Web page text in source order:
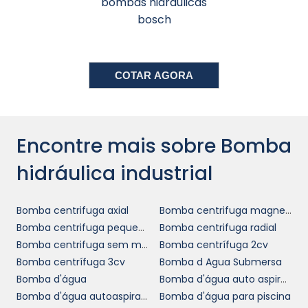
ajudam no manejo de líquidos e na
movimentação de polpas. Cada um desses
extração e transporte de recursos. No setor de
construção, são utilizadas em betoneiras e
moinhos, favorecendo a otimização dos
Portanto, a versatilidade das
hidráulicas industriaispermite que elas se
adaptem a diferentes aplicações, sempre
garantindo a eficiência necessária.
MANUTENÇÃO E
bosch
COTAR AGORA
Encontre mais sobre Bomba
hidráulica industrial
Bomba centrifuga axial
Bomba centrifuga magnetica
Bomba centrifuga pequena
Bomba centrifuga radial
Bomba centrifuga sem motor
Bomba centrífuga 2cv
Bomba centrífuga 3cv
Bomba d Agua Submersa
Bomba d'água
Bomba d'água auto aspirante
Bomba d'água autoaspirante
Bomba d'água para piscina